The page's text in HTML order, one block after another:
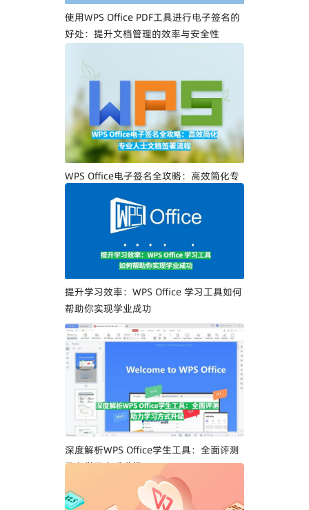
使用WPS Office PDF工具进行电子签名的
好处：提升文档管理的效率与安全性
WPS Office电子签名全攻略：高效简化专
提升学习效率：WPS Office 学习工具如何
帮助你实现学业成功
深度解析WPS Office学生工具：全面评测
助力学习方式升级